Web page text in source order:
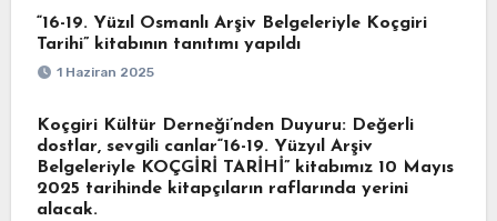
“16-19. Yüzıl Osmanlı Arşiv Belgeleriyle Koçgiri
Tarihi” kitabının tanıtımı yapıldı
1 Haziran 2025
Koçgiri Kültür Derneği’nden Duyuru: Değerli
dostlar, sevgili canlar“16-19. Yüzyıl Arşiv
Belgeleriyle KOÇGİRİ TARİHİ” kitabımız 10 Mayıs
2025 tarihinde kitapçıların raflarında yerini
alacak.